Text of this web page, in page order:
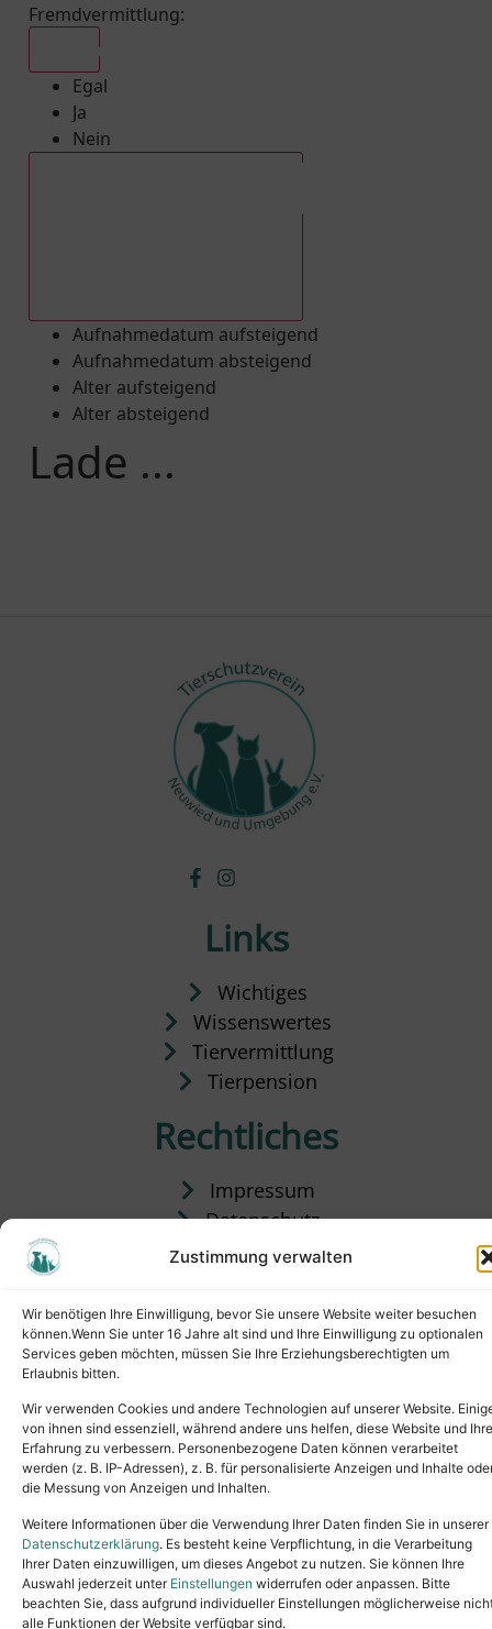
Zustimmung verwalten
Wir benötigen Ihre Einwilligung, bevor Sie unsere Website weiter besuchen
können.Wenn Sie unter 16 Jahre alt sind und Ihre Einwilligung zu optionalen
Services geben möchten, müssen Sie Ihre Erziehungsberechtigten um
Erlaubnis bitten.
Wir verwenden Cookies und andere Technologien auf unserer Website.
von ihnen sind essenziell, während andere uns helfen, diese Website und Ihre
Erfahrung zu verbessern. Personenbezogene Daten können verarbeitet
werden (z. B. IP-Adressen), z. B. für personalisierte Anzeigen und Inhalte
die Messung von Anzeigen und Inhalten.
Weitere Informationen über die Verwendung Ihrer Daten finden Sie in unserer
Datenschutzerklärung. Es besteht keine Verpflichtung, in die Verarbeitung
Ihrer Daten einzuwilligen, um dieses Angebot zu nutzen. Sie können Ihre
Auswahl jederzeit unter Einstellungen widerrufen oder anpassen. Bitte
beachten Sie, dass aufgrund individueller Einstellungen möglicherweise
alle Funktionen der Website verfügbar sind.
Fremdvermittlung:
Egal
Ja
Nein
Aufnahmedatum aufsteigend
Aufnahmedatum absteigend
Alter aufsteigend
Alter absteigend
Lade ...
Links
Wichtiges
Wissenswertes
Tiervermittlung
Tierpension
Rechtliches
Impressum
Datenschutz
Satzung
Copyright © 2024. All rights reserved.
Tel.: (02631) 55356buero@tierheim-neuwied.de
Ludwigshof 1, 56567 Neuwied